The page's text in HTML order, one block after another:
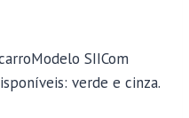
SIICom
verde e cinza.